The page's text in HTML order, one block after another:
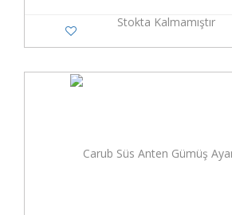
Stokta Kalmamıştır